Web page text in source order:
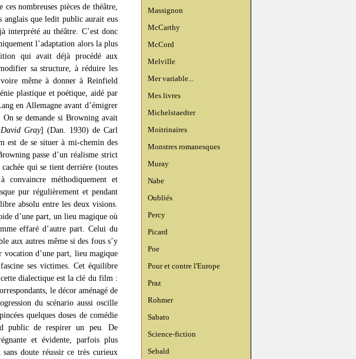
Massignon
McCarthy
McCord
Melville
Mer variable...
Mes livres
Michelstaedter
Moitrinaires
Monstres romanesques
Muray
Nabe
Oubliés
Percy
Picard
Poe
Pour et contre l'Europe
Praz
Rohmer
Sabato
Science-fiction
Sebald
nombreuses pièces de théâtre,
anglais que ledit public aurait eus
au théâtre. C’est donc
l’adaptation alors la plus
qui avait déjà procédé aux
sa structure, à réduire les
même à donner à Reinfield
plastique et poétique, aidé par
en Allemagne avant d’émigrer
se demande si Browning avait
David Gray] (Dan. 1930) de Carl
de se situer à mi-chemin des
passe d’un réalisme strict
qui se tient derrière (toutes
convaincre méthodiquement et
pur régulièrement et pendant
absolu entre les deux visions.
d’une part, un lieu magique où
effaré d’autre part. Celui du
aux autres même si des fous s’y
vocation d’une part, lieu magique
ses victimes. Cet équilibre
dialectique est la clé du film :
le décor aménagé de
du scénario aussi oscille
quelques doses de comédie
public de respirer un peu. De
et évidente, parfois plus
doute réussir ce très curieux